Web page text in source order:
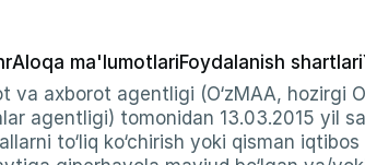
Aloqa ma'lumotlariFoydalanish shartlari
va axborot agentligi (O‘zMAA, hozirgi
agentligi) tomonidan 13.03.2015 yil
to‘liq ko‘chirish yoki qisman